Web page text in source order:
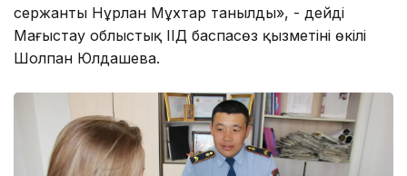
сержанты Нұрлан Мұхтар танылды», - дейді
Маңғыстау облыстық ІІД баспасөз қызметінің өкілі
Шолпан Юлдашева.